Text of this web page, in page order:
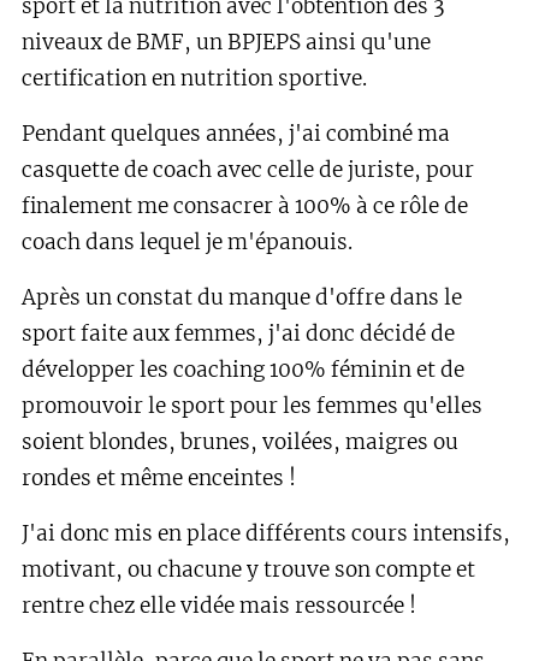
sport et la nutrition avec l'obtention des 3
niveaux de BMF, un BPJEPS ainsi qu'une
certification en nutrition sportive.
Pendant quelques années, j'ai combiné ma
casquette de coach avec celle de juriste, pour
finalement me consacrer à 100% à ce rôle de
coach dans lequel je m'épanouis.
Après un constat du manque d'offre dans le
sport faite aux femmes, j'ai donc décidé de
développer les coaching 100% féminin et de
promouvoir le sport pour les femmes qu'elles
soient blondes, brunes, voilées, maigres ou
rondes et même enceintes !
J'ai donc mis en place différents cours intensifs,
motivant, ou chacune y trouve son compte et
rentre chez elle vidée mais ressourcée !